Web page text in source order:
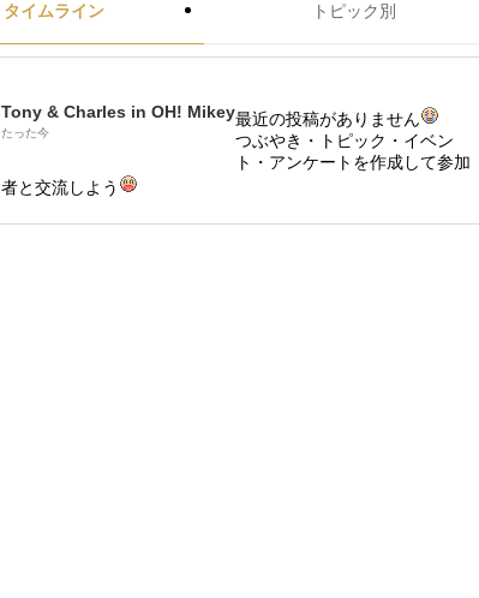
タイムライン トピック別
Tony & Charles in OH! Mikey
たった今
最近の投稿がありません
つぶやき・トピック・イベン
ト・アンケートを作成して参加
者と交流しよう